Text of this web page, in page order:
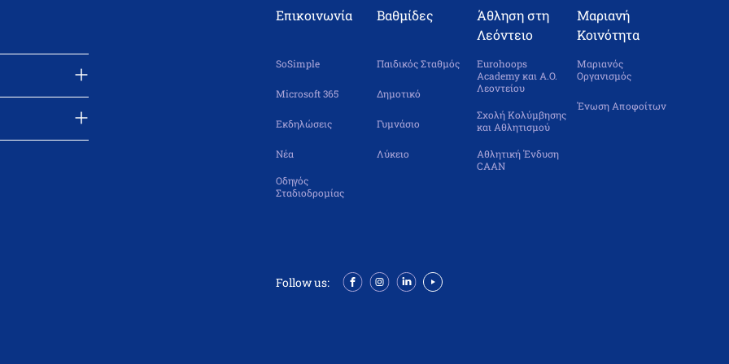
Επικοινωνία
SoSimple
Microsoft 365
Εκδηλώσεις
Νέα
Οδηγός
Σταδιοδρομίας
Βαθμίδες
Παιδικός Σταθμός
Δημοτικό
Γυμνάσιο
Λύκειο
Άθληση στη
Λεόντειο
Eurohoops
Academy και Α.Ο.
Λεοντείου
Σχολή Κολύμβησης
και Αθλητισμού
Αθλητική Ένδυση
CAAN
Μαριανή
Κοινότητα
Μαριανός
Οργανισμός
Ένωση Αποφοίτων
Follow us: